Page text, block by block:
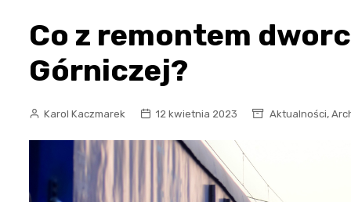
Blog
Co z remontem
Górniczej?
Karol Kaczmarek 12 kwietnia 2023 Aktualności,